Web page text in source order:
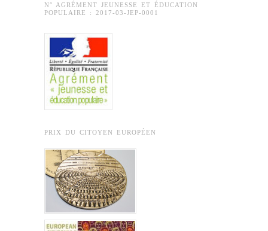
N° AGRÉMENT JEUNESSE ET ÉDUCATION
POPULAIRE : 2017-03-JEP-0001
PRIX DU CITOYEN EUROPÉEN